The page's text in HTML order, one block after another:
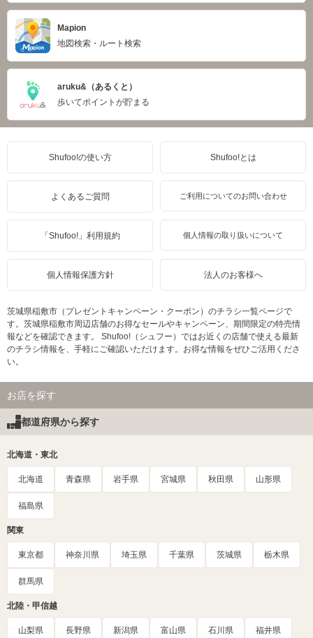
Mapion
地図検索・ルート検索
aruku&（あるくと）
歩いてポイントが貯まる
Shufoo!の使い方 Shufoo!とは
よくあるご質問 ご利用についてのお問い合わせ
「Shufoo!」利用規約 個人情報の取り扱いについて
個人情報保護方針 法人のお客様へ
茨城県稲敷市（プレゼントキャンペーン・クーポン）のチラシ一覧ページで
す。茨城県稲敷市周辺店舗のお得なセールやキャンペーン、期間限定の特売情
報などを確認できます。 Shufoo!（シュフー）ではお近くの店舗で使える最新
のチラシ情報を、手軽にご確認いただけます。お得な情報をぜひご活用くださ
い。
お店を探す
都道府県から探す
北海道・東北
北海道 青森県 岩手県 宮城県 秋田県 山形県
福島県
関東
東京都 神奈川県 埼玉県 千葉県 茨城県 栃木県
群馬県
北陸・甲信越
山梨県 長野県 新潟県 富山県 石川県 福井県